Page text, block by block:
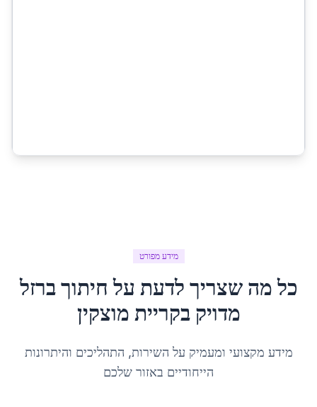
מידע מפורט
כל מה שצריך לדעת על חיתוך ברזל
מדויק בקריית מוצקין
מידע מקצועי ומעמיק על השירות, התהליכים והיתרונות
הייחודיים באזור שלכם